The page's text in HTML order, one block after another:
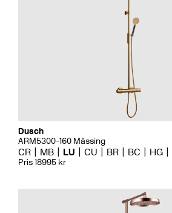
Dusch
ARM5300-160 Mässing
CR MB LU CU BR BC HG
Pris 18995 kr